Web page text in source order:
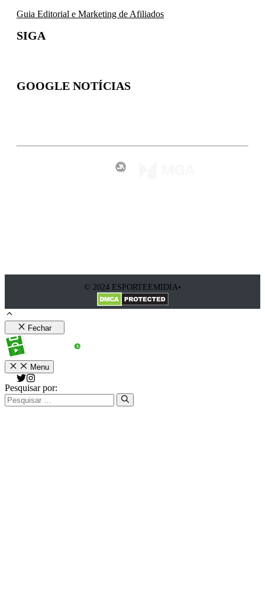
Guia Editorial e Marketing de Afiliados
SIGA
GOOGLE NOTÍCIAS
© 2024 ESPORTEEMIDIA•
Fechar
Menu
Pesquisar por: